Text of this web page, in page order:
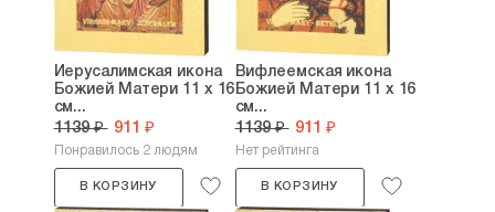
Иерусалимская икона
Божией Матери 11 х 16
см...
1139 ₽ 911 ₽
Понравилось 2 людям
В КОРЗИНУ
Вифлеемская икона
Божией Матери 11 х 16
см...
1139 ₽ 911 ₽
Нет рейтинга
В КОРЗИНУ